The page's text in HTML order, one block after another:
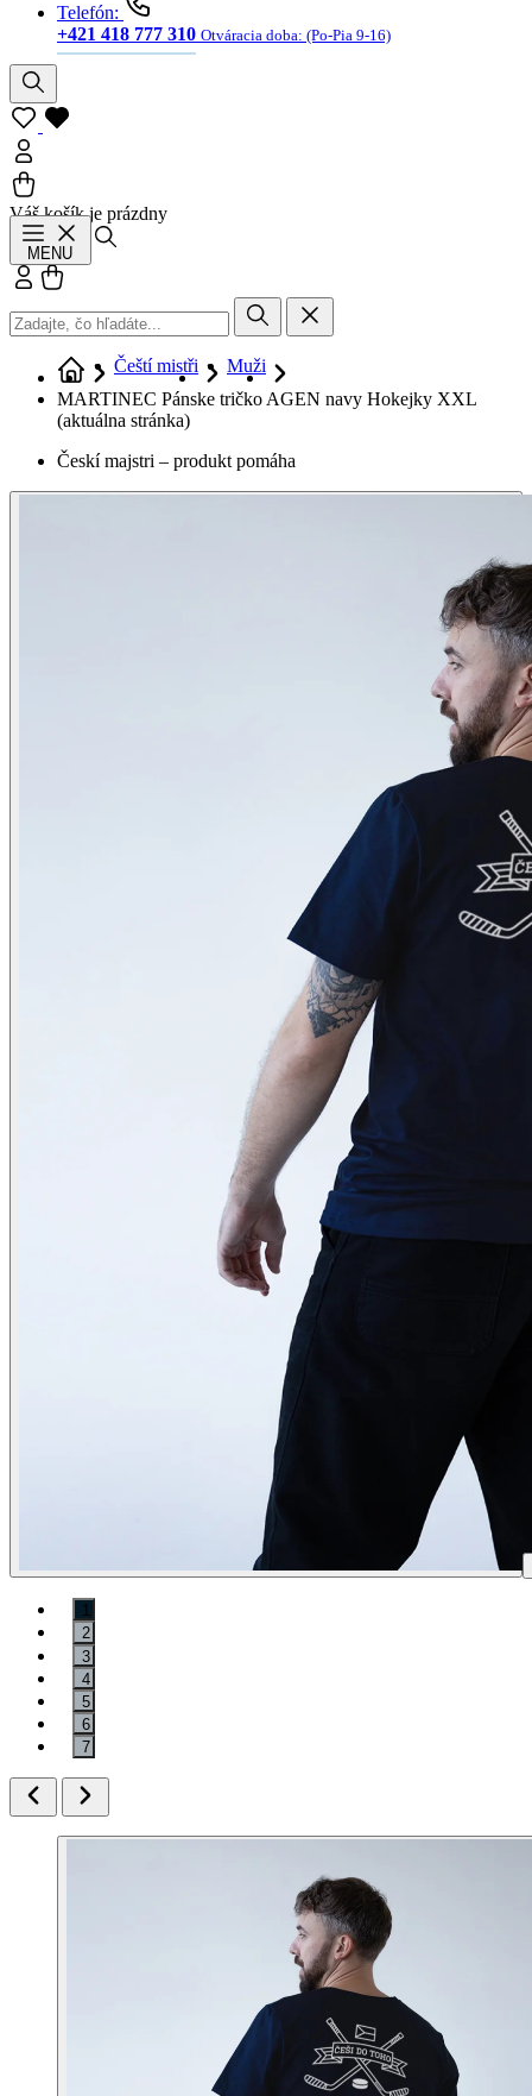
Telefón:
+421 418 777 310 Otváracia doba: (Po-Pia 9-16)
Váš košík je prázdny
MENU
Prihlásiť sa
Čeští mistři
Muži
MARTINEC Pánske tričko AGEN navy Hokejky XXL
(aktuálna stránka)
Českí majstri – produkt pomáha
1
2
3
4
5
6
7